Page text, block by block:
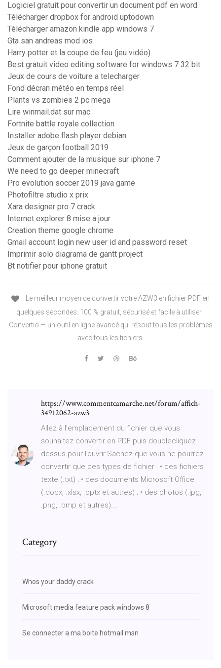
Logiciel gratuit pour convertir un document pdf en word
Télécharger dropbox for android uptodown
Télécharger amazon kindle app windows 7
Gta san andreas mod ios
Harry potter et la coupe de feu (jeu vidéo)
Best gratuit video editing software for windows 7 32 bit
Jeux de cours de voiture a telecharger
Fond décran météo en temps réel
Plants vs zombies 2 pc mega
Lire winmail.dat sur mac
Fortnite battle royale collection
Installer adobe flash player debian
Jeux de garçon football 2019
Comment ajouter de la musique sur iphone 7
We need to go deeper minecraft
Pro evolution soccer 2019 java game
Photofiltre studio x prix
Xara designer pro 7 crack
Internet explorer 8 mise a jour
Creation theme google chrome
Gmail account login new user id and password reset
Imprimir solo diagrama de gantt project
Bt notifier pour iphone gratuit
Le meilleur moyen de convertir votre AZW3 en fichier PDF en
quelques secondes. 100 % gratuit, sécurisé et facile à utiliser !
Convertio — un outil en ligne avancé qui résout tous les problèmes
avec tous les fichiers.
https://www.commentcamarche.net/forum/affich-
34912062-azw3
Allez à l’emplacement du fichier que vous
souhaitez convertir en PDF puis doublecliquez
dessus pour l’ouvrir.Sachez que vous ne pourrez
convertir que ces types de fichier : • des fichiers
texte (.txt) ; • des documents Microsoft Office
(.docx, .xlsx, .pptx et autres) ; • des photos (.jpg,
.png, .bmp et autres)...
Category
Whos your daddy crack
Microsoft media feature pack windows 8
Se connecter a ma boite hotmail msn